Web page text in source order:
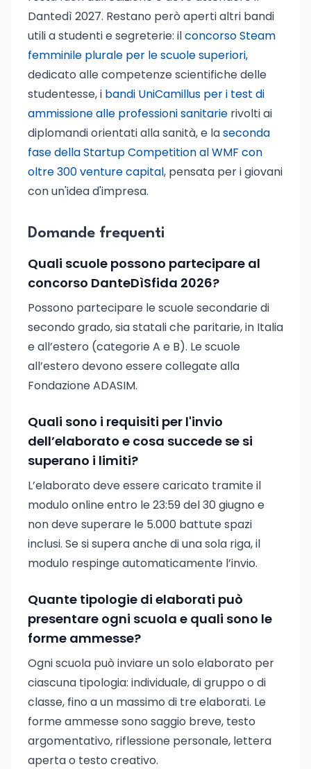
Dantedì 2027. Restano però aperti altri bandi
utili a studenti e segreterie: ilconcorso Steam
femminile plurale per le scuole superiori,
dedicato alle competenze scientifiche delle
studentesse, i bandi UniCamillus per i test di
ammissione alle professioni sanitarie rivolti ai
diplomandi orientati alla sanità, e laseconda
fase della Startup Competition al WMF con
oltre 300 venture capital, pensata per i giovani
con un'idea d'impresa.
Domande frequenti
Quali scuole possono partecipare al
concorso DanteDìSfida 2026?
Possono partecipare le scuole secondarie di
secondo grado, sia statali che paritarie, in Italia
e all’estero (categorie A e B). Le scuole
all’estero devono essere collegate alla
Fondazione ADASIM.
Quali sono i requisiti per l'invio
dell’elaborato e cosa succede se si
superano i limiti?
L’elaborato deve essere caricato tramite il
modulo online entro le 23:59 del 30 giugno e
non deve superare le 5.000 battute spazi
inclusi. Se si supera anche di una sola riga, il
modulo respinge automaticamente l’invio.
Quante tipologie di elaborati può
presentare ogni scuola e quali sono le
forme ammesse?
Ogni scuola può inviare un solo elaborato per
ciascuna tipologia: individuale, di gruppo o di
classe, fino a un massimo di tre elaborati. Le
forme ammesse sono saggio breve, testo
argomentativo, riflessione personale, lettera
aperta o testo creativo.